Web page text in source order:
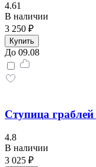
4.61
В наличии
3 250 ₽
Купить
До 09.08
Ступица
4.8
В наличии
3 025 ₽